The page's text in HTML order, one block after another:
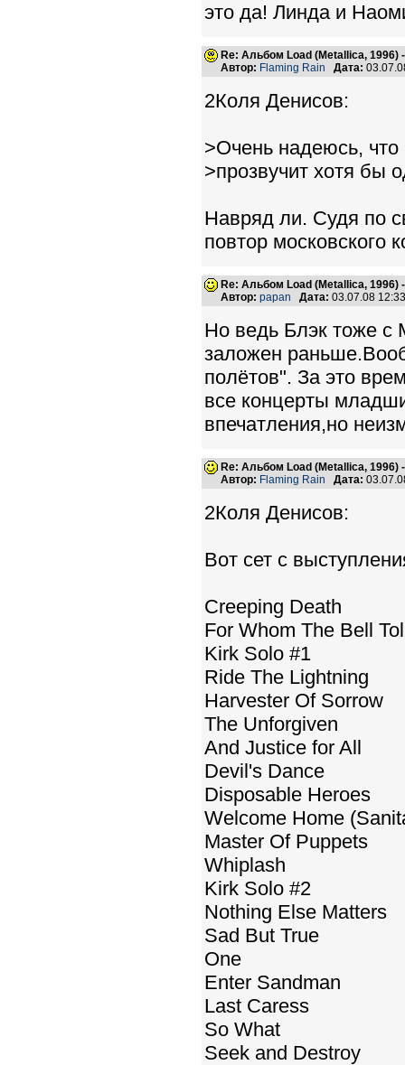
это да! Линда и
Re: Альбом Load (Metallica, 1996)
Автор: Flaming Rain Дата:
2Коля Денисов:
>Очень надеюсь,
>прозвучит хотя бы
Навряд ли. Судя по
повтор московского
Re: Альбом Load (Metallica, 1996)
Автор: papan Дата: 03.07.08
Но ведь Блэк тоже с
заложен
полётов". За это
все концерты
впечатления,но
Re: Альбом Load (Metallica, 1996)
Автор: Flaming Rain Дата:
2Коля Денисов:
Вот сет с
Creeping Death
For Whom The Bell
Kirk Solo #1
Ride The Lightning
Harvester Of Sorrow
The Unforgiven
And Justice for All
Devil's Dance
Disposable Heroes
Welcome Home
Master Of Puppets
Whiplash
Kirk Solo #2
Nothing Else Matters
Sad But True
One
Enter Sandman
Last Caress
So What
Seek and Destroy